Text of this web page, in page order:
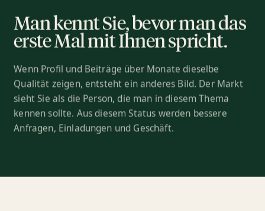
Man kennt Sie, bevor man das
erste Mal mit Ihnen spricht.
Wenn Profil und Beiträge über Monate dieselbe
Qualität zeigen, entsteht ein anderes Bild. Der Markt
sieht Sie als die Person, die man in diesem Thema
kennen sollte. Aus diesem Status werden bessere
Anfragen, Einladungen und Geschäft.